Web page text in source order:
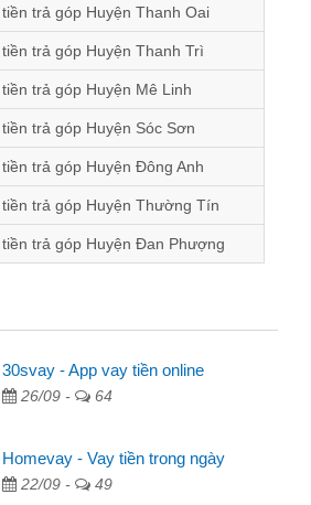
trả góp Huyện Thanh Oai
trả góp Huyện Thanh Trì
trả góp Huyện Mê Linh
trả góp Huyện Sóc Sơn
trả góp Huyện Đông Anh
trả góp Huyện Thường Tín
trả góp Huyện Đan Phượng
là
30svay - App vay tiền online
26/09 - 64
Homevay - Vay tiền trong ngày
22/09 - 49